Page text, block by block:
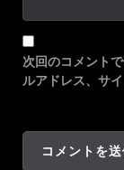
次回のコメント
ルアドレス、サイ